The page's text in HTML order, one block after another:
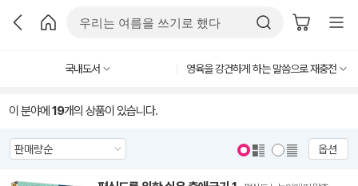
국내도서 영육을 강건하게 하는 말씀으로 재충전
이 분야에 19개의 상품이 있습니다.
옵션